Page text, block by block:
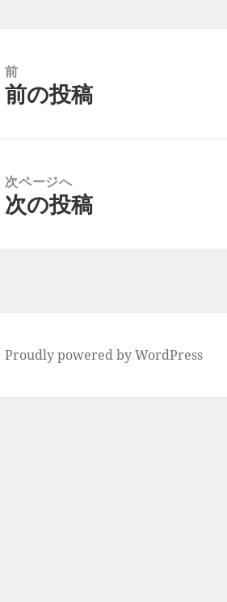
前
前
前の投稿
次ページへ
次
次の投稿
Proudly powered by WordPress